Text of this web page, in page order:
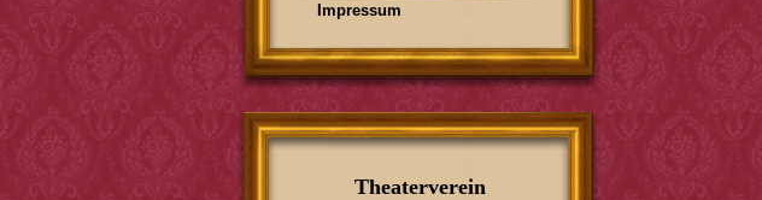
Impressum
Theaterverein